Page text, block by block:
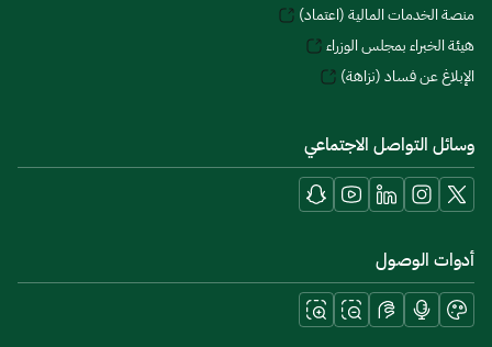
منصة الخدمات المالية (اعتماد)
هيئة الخبراء بمجلس الوزراء
الإبلاغ عن فساد (نزاهة)
وسائل التواصل الاجتماعي
أدوات الوصول